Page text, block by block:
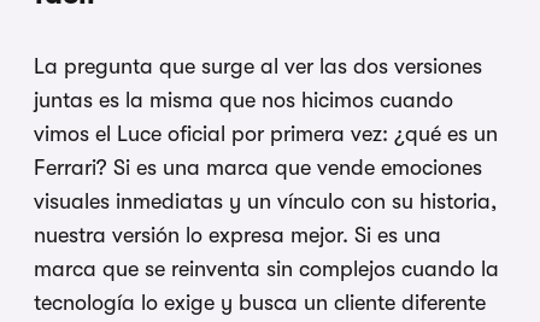
La pregunta que surge al ver las dos versiones
juntas es la misma que nos hicimos cuando
vimos el Luce oficial por primera vez: ¿qué es un
Ferrari? Si es una marca que vende emociones
visuales inmediatas y un vínculo con su historia,
nuestra versión lo expresa mejor. Si es una
marca que se reinventa sin complejos cuando la
tecnología lo exige y busca un cliente diferente